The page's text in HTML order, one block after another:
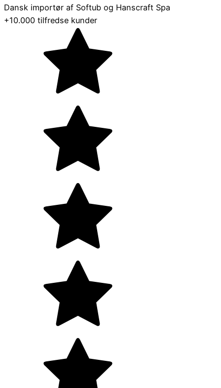
Dansk importør af Softub og Hanscraft Spa
+10.000 tilfredse kunder